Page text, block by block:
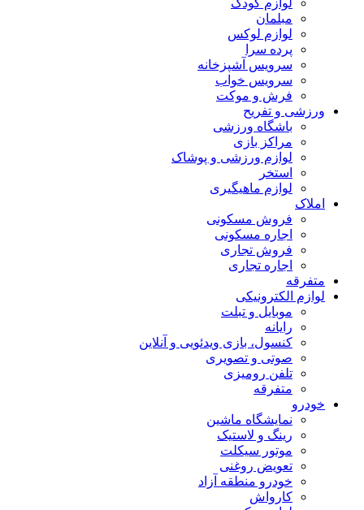
لوازم کودک
مبلمان
لوازم لوکس
پرده سرا
سرویس آشپزخانه
سرویس خواب
فرش و موکت
ورزشی و تفریح
باشگاه ورزشی
مراکز بازی
لوازم ورزشی و پوشاک
استخر
لوازم ماهیگیری
املاک
فروش مسکونی
اجاره مسکونی
فروش تجاری
اجاره تجاری
متفرقه
لوازم الکترونیکی
موبایل و تبلت
رایانه
کنسول، بازی‌ ویدئویی و آنلاین
صوتی و تصویری
تلفن رومیزی
متفرقه
خودرو
نمایشگاه ماشین
رینگ و لاستیک
موتور سیکلت
تعویض روغنی
خودرو منطقه آزاد
کارواش